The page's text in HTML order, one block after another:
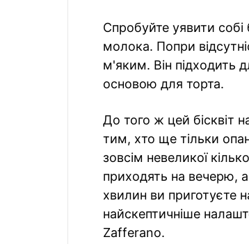
Спробуйте уявити собі
молока. Попри
м'яким. Він підходить
основою для торта.
До того ж цей бісквіт
тим, хто ще тільки
зовсім невеликої
приходять на вечерю,
хвилин ви приготуєте
найскептичніше
Zafferano.